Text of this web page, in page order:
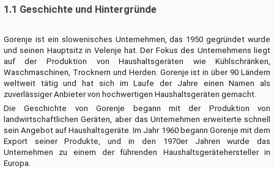
1.1 Geschichte und Hintergründe
Gorenje ist ein slowenisches Unternehmen, das 1950 gegründet wurde
und seinen Hauptsitz in Velenje hat. Der Fokus des Unternehmens liegt
auf der Produktion von Haushaltsgeräten wie Kühlschränken,
Waschmaschinen, Trocknern und Herden. Gorenje ist in über 90 Ländern
weltweit tätig und hat sich im Laufe der Jahre einen Namen als
zuverlässiger Anbieter von hochwertigen Haushaltsgeräten gemacht.
Die Geschichte von Gorenje begann mit der Produktion von
landwirtschaftlichen Geräten, aber das Unternehmen erweiterte schnell
sein Angebot auf Haushaltsgeräte. Im Jahr 1960 begann Gorenje mit dem
Export seiner Produkte, und in den 1970er Jahren wurde das
Unternehmen zu einem der führenden Haushaltsgerätehersteller in
Europa.